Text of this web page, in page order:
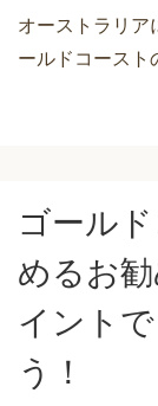
オーストラリア
ールドコースト
ゴール
めるお
イント
う！